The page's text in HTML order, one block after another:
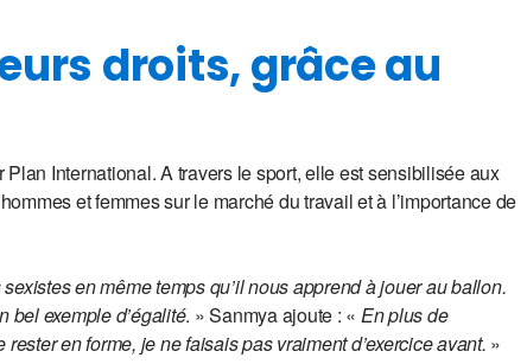
droits, grâce au
International. A travers le sport, elle est sensibilisée aux
et femmes sur le marché du travail et à l’importance de
en même temps qu’il nous apprend à jouer au ballon.
bel exemple d’égalité. » Sanmya ajoute : « En plus de
en forme, je ne faisais pas vraiment d’exercice avant. »